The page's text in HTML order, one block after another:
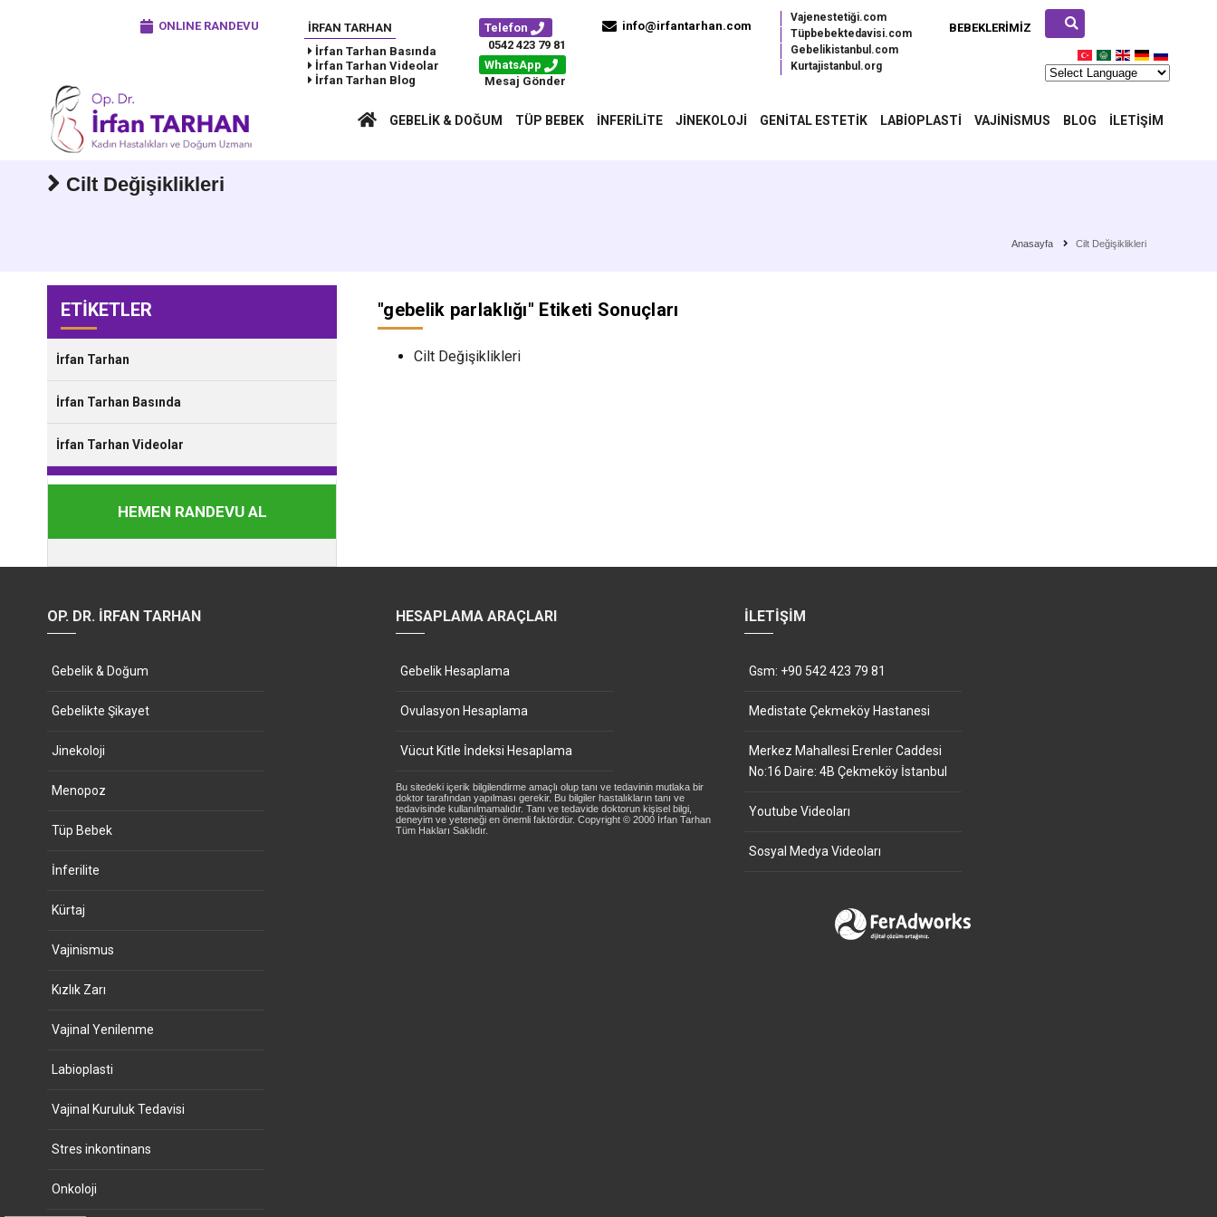
ONLINE RANDEVU
İRFAN TARHAN
İrfan Tarhan Basında
İrfan Tarhan Videolar
İrfan Tarhan Blog
BEBEKLERIMIZ
Vajenestetiği.com
Tüpbebektedavisi.com
Gebelikistanbul.com
Kurtajistanbul.org
Telefon
0542 423 79 81
WhatsApp
Mesaj Gönder
info@irfantarhan.com
GEBELIK & DOĞUM TÜP BEBEK İNFERILITE JINEKOLOJI GENITAL ESTETIK LABIOPLASTI VAJINISMUS BLOG İLETIŞIM
Cilt Değişiklikleri
Anasayfa Cilt Değişiklikleri
ETİKETLER
İrfan Tarhan
İrfan Tarhan Basında
İrfan Tarhan Videolar
HEMEN RANDEVU AL
"gebelik parlaklığı" Etiketi Sonuçları
Cilt Değişiklikleri
OP. DR. İRFAN TARHAN
Gebelik & Doğum
Gebelikte Şikayet
Jinekoloji
Menopoz
Tüp Bebek
İnferilite
Kürtaj
Vajinismus
Kızlık Zarı
Vajinal Yenilenme
Labioplasti
Vajinal Kuruluk Tedavisi
Stres inkontinans
Onkoloji
HESAPLAMA ARAÇLARI
Gebelik Hesaplama
Ovulasyon Hesaplama
Vücut Kitle İndeksi Hesaplama
Bu sitedeki içerik bilgilendirme amaçlı olup tanı ve tedavinin mutlaka bir
doktor tarafından yapılması gerekir. Bu bilgiler hastalıkların tanı ve
tedavisinde kullanılmamalıdır. Tanı ve tedavide doktorun kişisel bilgi,
deneyim ve yeteneği en önemli faktördür. Copyright © 2000 İrfan Tarhan
Tüm Hakları Saklıdır.
İLETIŞIM
Gsm: +90 542 423 79 81
Medistate Çekmeköy Hastanesi
Merkez Mahallesi Erenler Caddesi
No:16 Daire: 4B Çekmeköy İstanbul
Youtube Videoları
Sosyal Medya Videoları